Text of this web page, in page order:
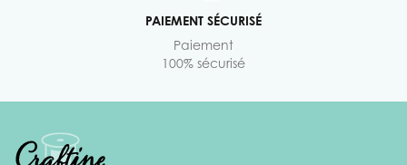
PAIEMENT SÉCURISÉ
Paiement
100% sécurisé